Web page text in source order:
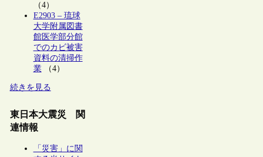
（4）
E2903 – 琉球
大学附属図書
館医学部分館
でのカビ被害
資料の清掃作
業（4）
続きを見る
東日本大震災 関
連情報
「災害」に関